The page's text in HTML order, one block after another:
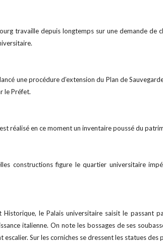
travaille depuis longtemps sur une demande de
une procédure d’extension du Plan de
le Préfet.
réalisé en ce moment un inventaire poussé du
constructions figure le quartier universitaire
Historique, le Palais universitaire saisit le passant
italienne. On note les bossages de ses
escalier. Sur les corniches se dressent les statues